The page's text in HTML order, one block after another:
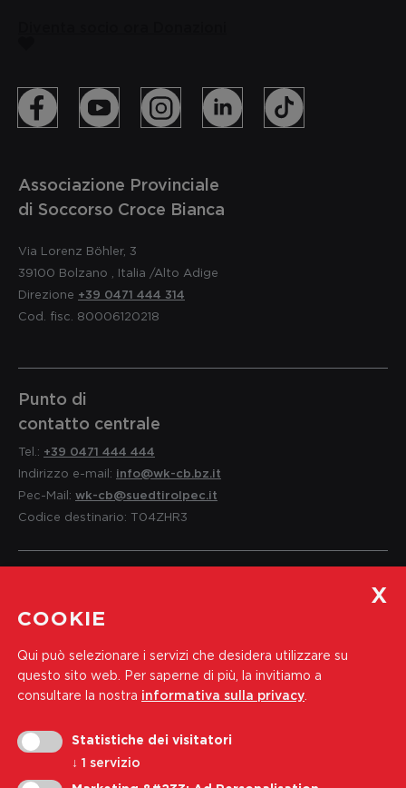
Associazione Provinciale
di Soccorso Croce Bianca
Via Lorenz Böhler, 3
39100 Bolzano Italia /Alto Adige
Direzione +39 0471 444 314
Cod. fisc. 80006120218
Punto di
contatto centrale
Tel.: +39 0471 444 444
Indirizzo e-mail: info@wk-cb.bz.it
Pec-Mail: wk-cb@suedtirolpec.it
Codice destinario: T04ZHR3
e informazioni
Tel.:
Indirizzo e-mail:
soci@wk-cb.bz.it
Iscriviti alla nostra newsletter
COOKIE
Qui può selezionare i servizi che desidera utilizzare su
questo sito web. Per saperne di più, la invitiamo a
consultare la nostra informativa sulla privacy
Statistiche dei visitatori
↓ 1 servizio